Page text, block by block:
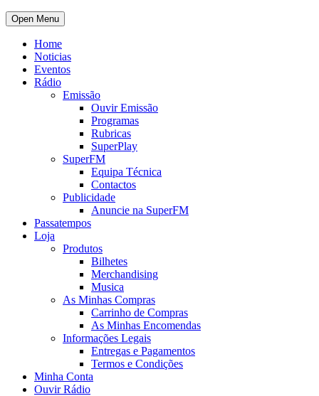
Open Menu
Home
Noticias
Eventos
Rádio
Emissão
Ouvir Emissão
Programas
Rubricas
SuperPlay
SuperFM
Equipa Técnica
Contactos
Publicidade
Anuncie na SuperFM
Passatempos
Loja
Produtos
Bilhetes
Merchandising
Musica
As Minhas Compras
Carrinho de Compras
As Minhas Encomendas
Informações Legais
Entregas e Pagamentos
Termos e Condições
Minha Conta
Ouvir Rádio